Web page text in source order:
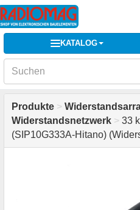
KATALOG
Produkte >
Widerstandsnetzwerk > 33
(SIP10G333A-Hitano)